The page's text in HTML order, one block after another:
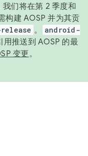
们将在第 2 季度和
构建 AOSP 并为其贡
。
android-
用推送到 AOSP 的最
变更。